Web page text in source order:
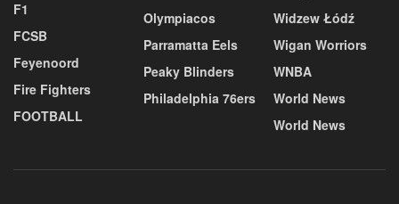
F1
FCSB
Feyenoord
Fire Fighters
FOOTBALL
Olympiacos
Parramatta Eels
Peaky Blinders
Philadelphia 76ers
Widzew Łódź
Wigan Worriors
WNBA
World News
World News